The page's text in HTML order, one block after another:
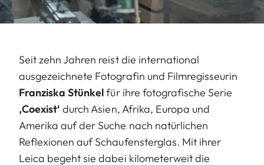
Seit zehn Jahren reist die international
ausgezeichnete Fotografin und Filmregisseurin
Franziska Stünkelfür ihre fotografische Serie
‚Coexist‘ durch Asien, Afrika, Europa und
Amerika auf der Suche nach natürlichen
Reflexionen auf Schaufensterglas. Mit ihrer
Leica begeht sie dabei kilometerweit die